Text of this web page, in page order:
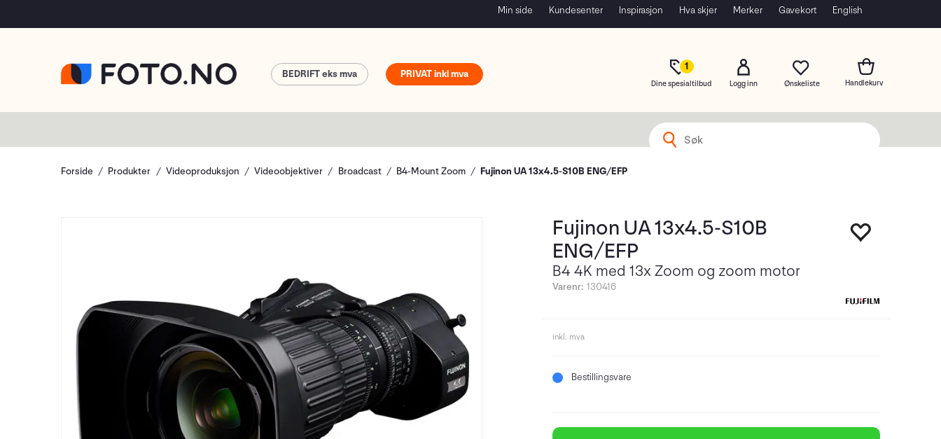
Min side Kundesenter Inspirasjon Hva skjer Merker Gavekort English
1
Dine spesialtilbud Logg inn
PRIVAT
BEDRIFT
Forside Produkter Videoproduksjon Videoobjektiver Broadcast B4-Mount Zoom Fujinon UA 13x4.5-S10B ENG/EFP
Fujinon UA 13x4.5-S10B
ENG/EFP
B4 4K med 13x Zoom og zoom motor
Varenr: 130416
inkl. mva
Bestillingsvare